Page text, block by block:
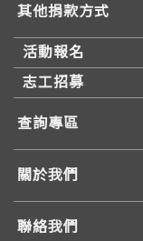
其他捐款方式
活動報名
志工招募
查詢專區
關於我們
聯絡我們